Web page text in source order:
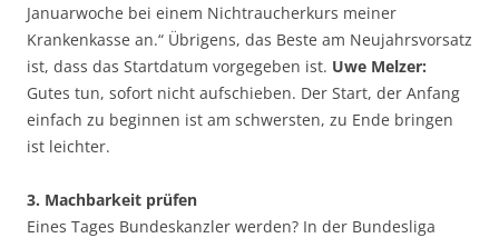
Januarwoche bei einem Nichtraucherkurs meiner
Krankenkasse an.“ Übrigens, das Beste am Neujahrsvorsatz
ist, dass das Startdatum vorgegeben ist. Uwe Melzer:
Gutes tun, sofort nicht aufschieben. Der Start, der Anfang
einfach zu beginnen ist am schwersten, zu Ende bringen
ist leichter.
3. Machbarkeit prüfen
Eines Tages Bundeskanzler werden? In der Bundesliga